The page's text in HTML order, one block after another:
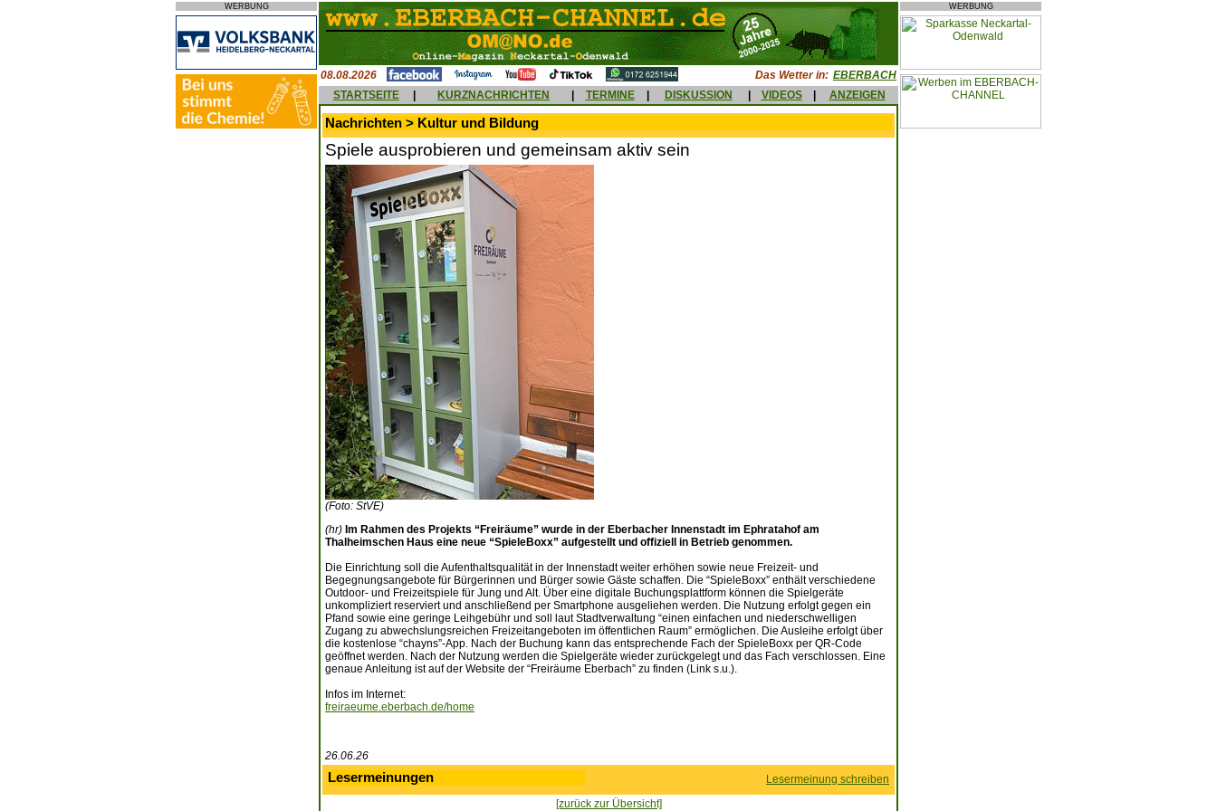
WERBUNG
08.08.2026 Das Wetter in: EBERBACH
STARTSEITE
KURZNACHRICHTEN TERMINE DISKUSSION VIDEOS ANZEIGEN
Nachrichten > Kultur und Bildung
Spiele ausprobieren und gemeinsam aktiv sein
(Foto: StVE)
(hr) Im Rahmen des Projekts “Freiräume” wurde in der Eberbacher Innenstadt im Ephratahof am
Thalheimschen Haus eine neue “SpieleBoxx” aufgestellt und offiziell in Betrieb genommen.
Die Einrichtung soll die Aufenthaltsqualität in der Innenstadt weiter erhöhen sowie neue Freizeit- und
Begegnungsangebote für Bürgerinnen und Bürger sowie Gäste schaffen. Die “SpieleBoxx” enthält verschiedene
Outdoor- und Freizeitspiele für Jung und Alt. Über eine digitale Buchungsplattform können die Spielgeräte
unkompliziert reserviert und anschließend per Smartphone ausgeliehen werden. Die Nutzung erfolgt gegen ein
Pfand sowie eine geringe Leihgebühr und soll laut Stadtverwaltung “einen einfachen und niederschwelligen
Zugang zu abwechslungsreichen Freizeitangeboten im öffentlichen Raum” ermöglichen. Die Ausleihe erfolgt über
die kostenlose “chayns”-App. Nach der Buchung kann das entsprechende Fach der SpieleBoxx per QR-Code
geöffnet werden. Nach der Nutzung werden die Spielgeräte wieder zurückgelegt und das Fach verschlossen. Eine
genaue Anleitung ist auf der Website der “Freiräume Eberbach” zu finden (Link s.u.).
Infos im Internet:
freiraeume.eberbach.de/home
26.06.26
Lesermeinungen
Lesermeinung schreiben
[zurück zur Übersicht]
WERBUNG